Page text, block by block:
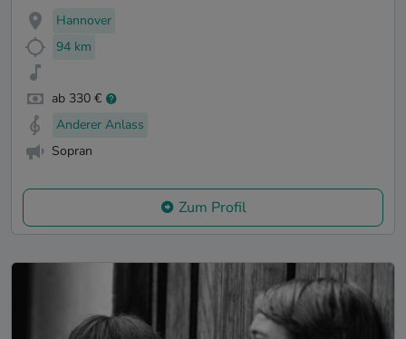
Hannover
94 km
ab 330 €
Anderer Anlass
Sopran
Zum Profil